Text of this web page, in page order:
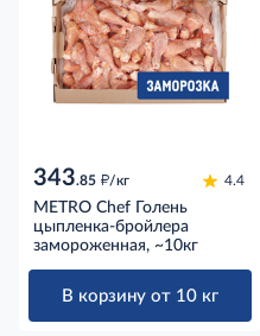
343.85 д/кг 4.4
METRO Chef Голень
цыпленка-бройлера
замороженная, ~10кг
В корзину от 10 кг